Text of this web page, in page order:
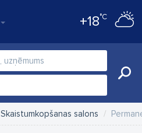
+18°C
Skaistumkopšanas salons